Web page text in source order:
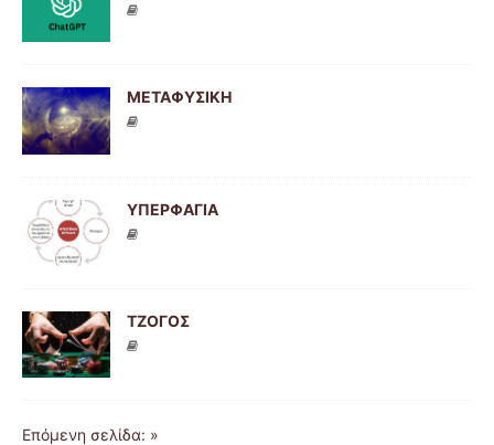
ΜΕΤΑΦΥΣΙΚΗ
ΥΠΕΡΦΑΓΙΑ
ΤΖΟΓΟΣ
Επόμενη σελίδα: »